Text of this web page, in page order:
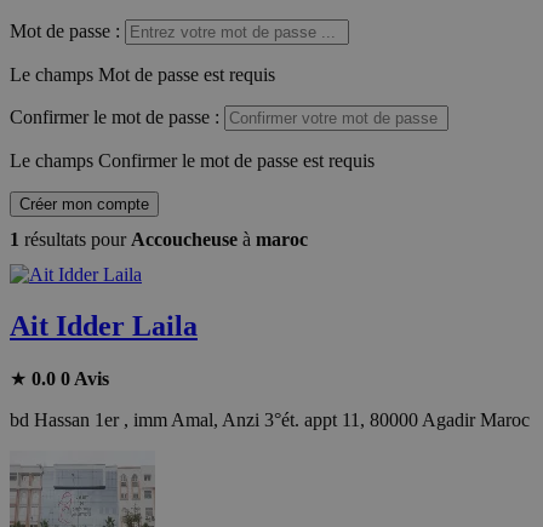
Mot de passe :
Le champs Mot de passe est requis
Confirmer le mot de passe :
Le champs Confirmer le mot de passe est requis
Créer mon compte
1 résultats pour Accoucheuse à maroc
Ait Idder Laila
★ 0.0 0 Avis
bd Hassan 1er , imm Amal, Anzi 3°ét. appt 11, 80000 Agadir Maroc